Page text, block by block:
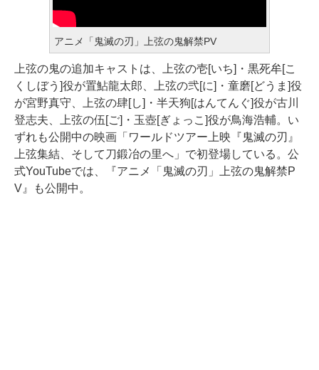
アニメ「鬼滅の刃」上弦の鬼解禁PV
上弦の鬼の追加キャストは、上弦の壱[いち]・黒死牟[こ
くしぼう]役が置鮎龍太郎、上弦の弐[に]・童磨[どうま]役
が宮野真守、上弦の肆[し]・半天狗[はんてんぐ]役が古川
登志夫、上弦の伍[ご]・玉壺[ぎょっこ]役が鳥海浩輔。い
ずれも公開中の映画「ワールドツアー上映『鬼滅の刃』
上弦集結、そして刀鍛冶の里へ」で初登場している。公
式YouTubeでは、『アニメ「鬼滅の刃」上弦の鬼解禁P
V』も公開中。